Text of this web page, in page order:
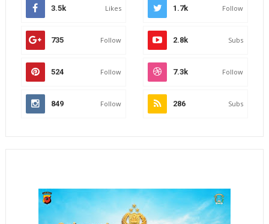
3.5k Likes 1.7k Follow
735 Follow 2.8k Subs
524 Follow 7.3k Follow
849 Follow 286 Subs